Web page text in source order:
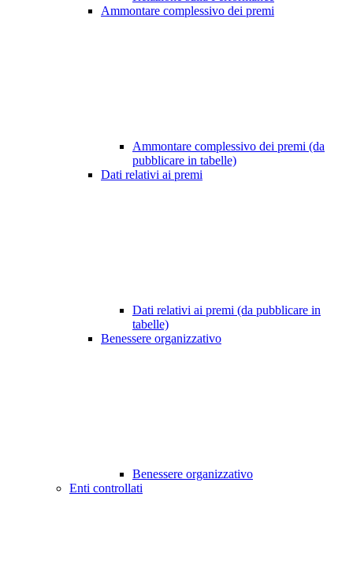
Ammontare complessivo dei premi
Ammontare complessivo dei premi (da
pubblicare in tabelle)
Dati relativi ai premi
Dati relativi ai premi (da pubblicare in
tabelle)
Benessere organizzativo
Benessere organizzativo
Enti controllati